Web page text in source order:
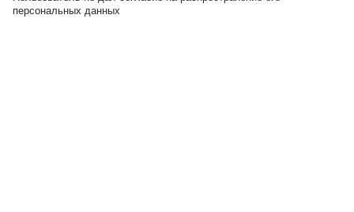
персональных данных